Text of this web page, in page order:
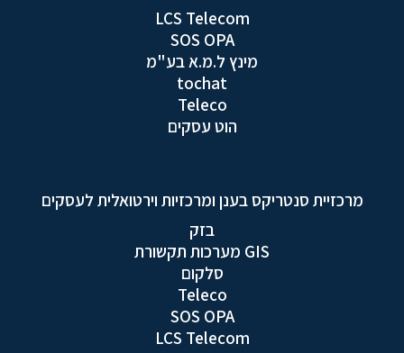
LCS Telecom
SOS OPA
מינץ ל.מ.א בע"מ
tochat
Teleco
הוט עסקים
מרכזיית סנטריקס בענן ומרכזיות וירטואלית לעסקים
בזק
GIS מערכות תקשורת
סלקום
Teleco
SOS OPA
LCS Telecom